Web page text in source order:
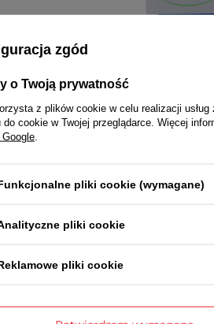
zgód
o Twoją prywatność
z plików cookie w celu realizacji usług
do cookie w Twojej przeglądarce. Więcej
pliki cookie (wymagane)
pliki cookie
pliki cookie